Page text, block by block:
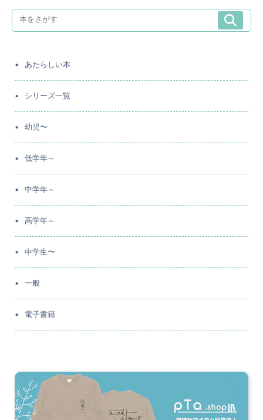
あたらしい本
シリーズ一覧
幼児〜
低学年～
中学年～
高学年～
中学生〜
一般
電子書籍